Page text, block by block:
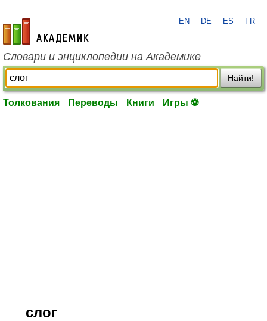
academic.ru
EN DE ES FR
Словари и энциклопедии на Академике
Найти!
Толкования Переводы Книги Игры ⚽
слог